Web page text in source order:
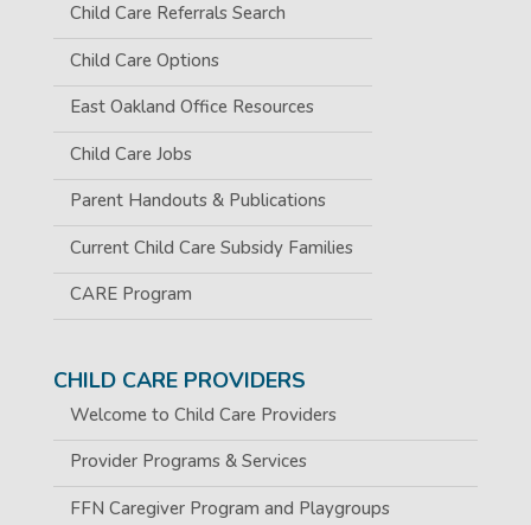
Child Care Referrals Search
Child Care Options
East Oakland Office Resources
Child Care Jobs
Parent Handouts & Publications
Current Child Care Subsidy Families
CARE Program
CHILD CARE PROVIDERS
Welcome to Child Care Providers
Provider Programs & Services
FFN Caregiver Program and Playgroups